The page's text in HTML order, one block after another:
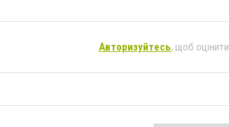
Авторизуйтесь, щоб оцінити